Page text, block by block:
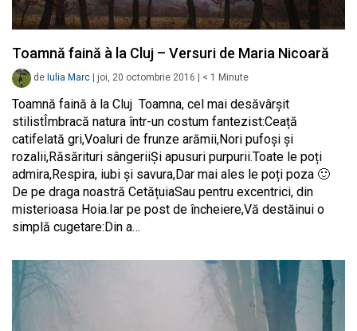
Toamnă faină à la Cluj – Versuri de Maria Nicoară
de Iulia Marc joi, 20 octombrie 2016 < 1 Minute
Toamnă faină à la Cluj Toamna, cel mai desăvârşit
stilistÎmbracă natura într-un costum fantezist:Ceață
catifelată gri,Voaluri de frunze arămii,Nori pufoşi şi
rozalii,Răsărituri sângeriiŞi apusuri purpurii.Toate le poți
admira,Respira, iubi şi savura,Dar mai ales le poți poza 🙂
De pe draga noastră CetățuiaSau pentru excentrici, din
misterioasa Hoia.Iar pe post de încheiere,Vă destăinui o
simplă cugetare:Din a…